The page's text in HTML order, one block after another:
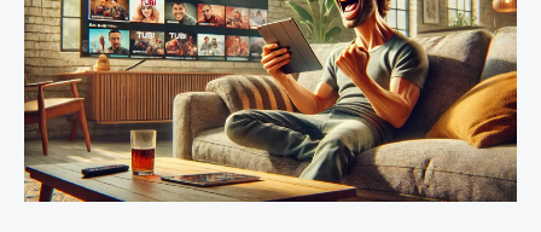
プ
リ
の
使
い
方：